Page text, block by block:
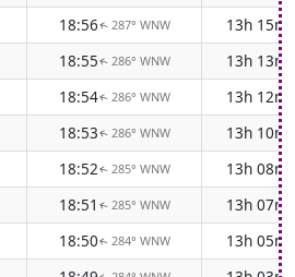
18:56↑ 287° WNW
13h 15m
18:55↑ 286° WNW
13h 13m
18:54↑ 286° WNW
13h 12m
18:53↑ 286° WNW
13h 10m
18:52↑ 285° WNW
13h 08m
18:51 ↑ 285° WNW
13h 07m
18:50↑ 284° WNW
13h 05m